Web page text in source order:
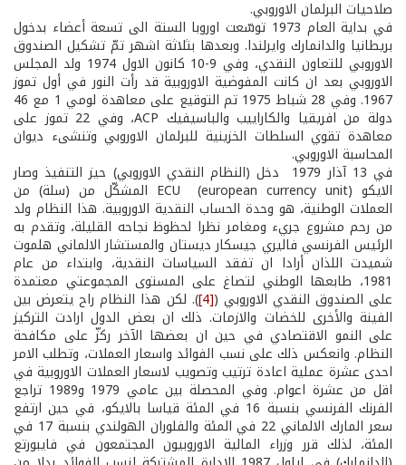
صلاحيات البرلمان الاوروبي.
في بداية العام 1973 توسّعت اوروبا الستة الى تسعة أعضاء بدخول
بريطانيا والدانمارك وايرلندا. وبعدها بثلاثة اشهر تمّ تشكيل الصندوق
الاوروبي للتعاون النقدي، وفي 9-10 كانون الاول 1974 ولد المجلس
الاوروبي بعد ان كانت المفوضية الاوروبية قد رأت النور في أول تموز
1967. وفي 28 شباط 1975 تم التوقيع على معاهدة لومي 1 مع 46
دولة من افريقيا والكاراييب والباسيفيك ACP، وفي 22 تموز على
معاهدة تقوي السلطات الخزينية للبرلمان الاوروبي وتنشىء ديوان
المحاسبة الاوروبي.
في 13 آذار 1979 دخل (النظام النقدي الاوروبي) حيز التنفيذ وصار
الايكو ECU (european currency unit) المشكّل من (سلة) من
العملات الوطنية، هو وحدة الحساب النقدية الاوروبية. هذا النظام ولد
من رحم مشروع جريء ومغامر نظرا لحظوظ نجاحه القليلة، وتقدم به
الرئيس الفرنسي فاليري جيسكار ديستان والمستشار الالماني هلموت
شميدت اللذان أرادا ان تفقد السياسات النقدية، وابتداء من عام
1981، طابعها الوطني لتصاغ على المستوى المجموعتي معتمدة
على الصندوق النقدي الاوروبي ([4] ). لكن هذا النظام راح يتعرض بين
الفينة والأخرى للخضات والازمات. ذلك ان بعض الدول ارادت التركيز
على النمو الاقتصادي في حين ان بعضها الآخر ركزّ على مكافحة
النظام. وانعكس ذلك على نسب الفوائد واسعار العملات، وتطلب الامر
احدى عشرة عملية اعادة ترتيب وتصويب لاسعار العملات الاوروبية في
اقل من عشرة اعوام. وفي المحصلة بين عامي 1979 و1989 تراجع
الفرنك الفرنسي بنسبة 16 في المئة قياسا بالايكو، في حين ارتفع
سعر المارك الالماني 22 في المئة والفلوران الهولندي بنسبة 17 في
المئة، لذلك قرر وزراء المالية الاوروبيون المجتمعون في فايبورتع